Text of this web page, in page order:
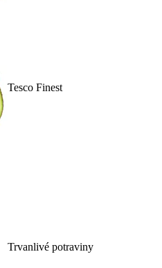
Tesco Finest
Trvanlivé potraviny